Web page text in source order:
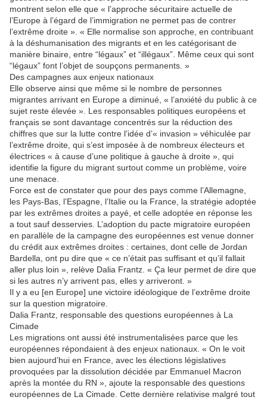
montrent selon elle que « l’approche sécuritaire actuelle de
l’Europe à l’égard de l’immigration ne permet pas de contrer
l’extrême droite ». « Elle normalise son approche, en contribuant
à la déshumanisation des migrants et en les catégorisant de
manière binaire, entre “légaux” et “illégaux”. Même ceux qui sont
“légaux” font l’objet de soupçons permanents. »
Des campagnes aux enjeux nationaux
Elle observe ainsi que même si le nombre de personnes
migrantes arrivant en Europe a diminué, « l’anxiété du public à ce
sujet reste élevée ». Les responsables politiques européens et
français se sont davantage concentrés sur la réduction des
chiffres que sur la lutte contre l’idée d’« invasion » véhiculée par
l’extrême droite, qui s’est imposée à de nombreux électeurs et
électrices « à cause d’une politique à gauche à droite », qui
identifie la figure du migrant surtout comme un problème, voire
une menace.
Force est de constater que pour des pays comme l’Allemagne,
les Pays-Bas, l’Espagne, l’Italie ou la France, la stratégie adoptée
par les extrêmes droites a payé, et celle adoptée en réponse les
a tout sauf desservies. L’adoption du pacte migratoire européen
en parallèle de la campagne des européennes est venue donner
du crédit aux extrêmes droites : certaines, dont celle de Jordan
Bardella, ont pu dire que « ce n’était pas suffisant et qu’il fallait
aller plus loin », relève Dalia Frantz. « Ça leur permet de dire que
si les autres n’y arrivent pas, elles y arriveront. »
Il y a eu [en Europe] une victoire idéologique de l’extrême droite
sur la question migratoire.
Dalia Frantz, responsable des questions européennes à La
Cimade
Les migrations ont aussi été instrumentalisées parce que les
européennes répondaient à des enjeux nationaux. « On le voit
bien aujourd’hui en France, avec les élections législatives
provoquées par la dissolution décidée par Emmanuel Macron
après la montée du RN », ajoute la responsable des questions
européennes de La Cimade. Cette dernière relativise malgré tout